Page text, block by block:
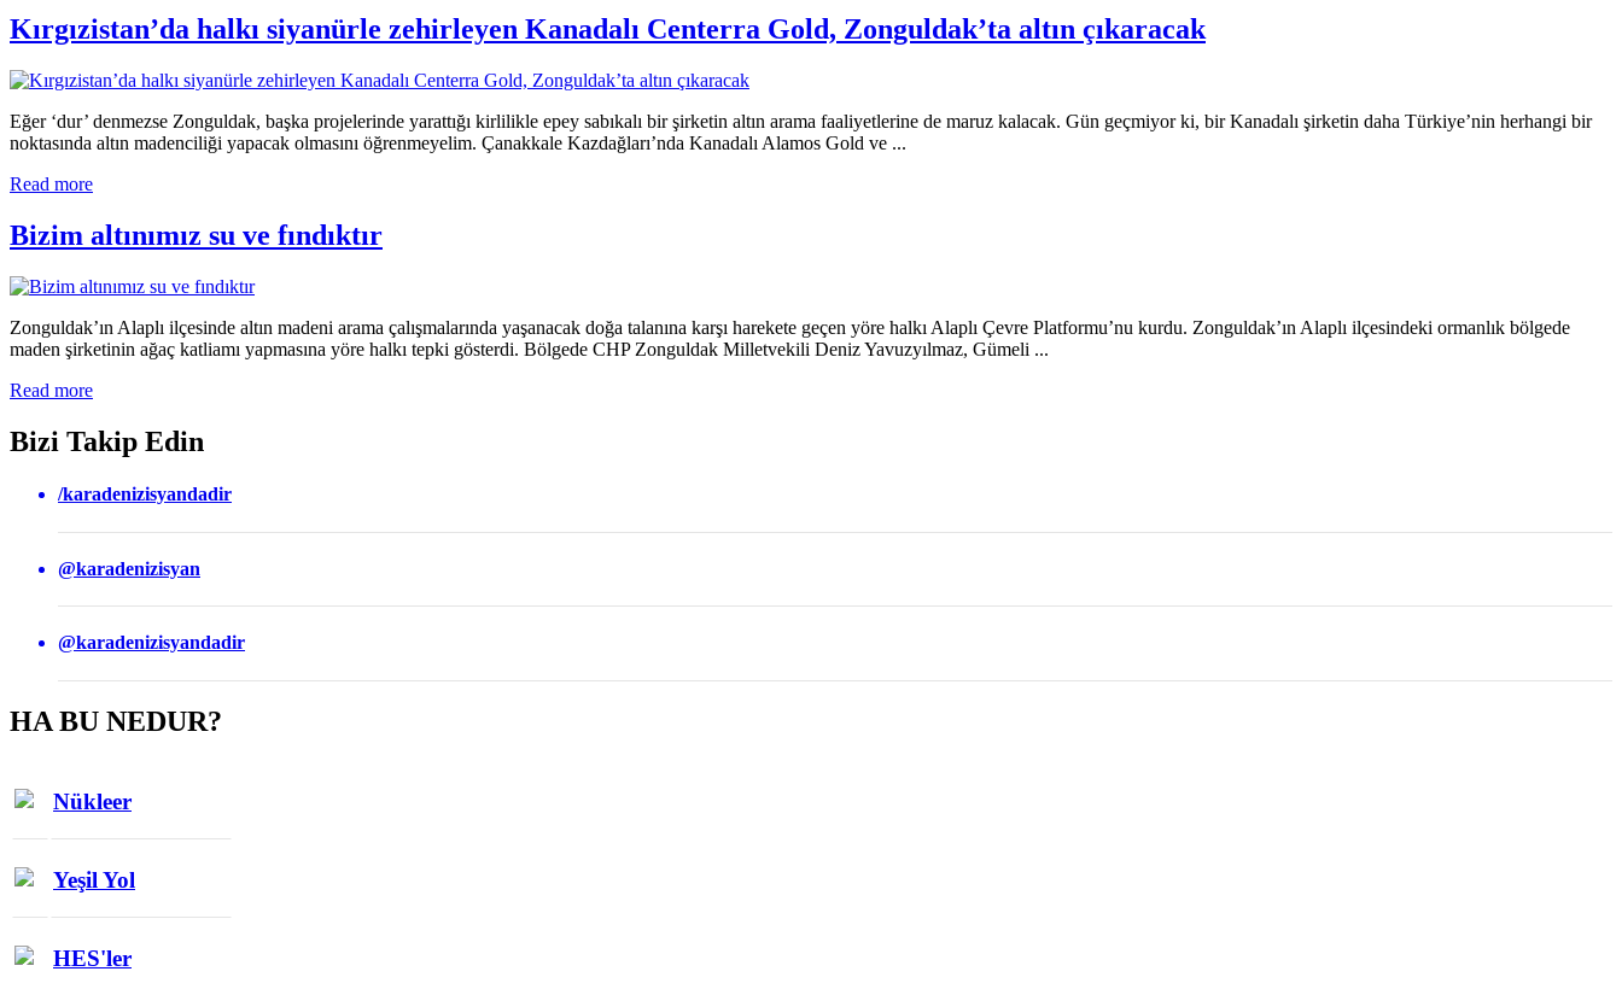
Kırgızistan’da halkı siyanürle zehirleyen Kanadalı Centerra Gold, Zonguldak’ta altın çıkaracak
Eğer ‘dur’ denmezse Zonguldak, başka projelerinde yarattığı kirlilikle epey sabıkalı bir şirketin altın arama faaliyetlerine de maruz kalacak. Gün geçmiyor ki, bir Kanadalı şirketin daha Türkiye’nin herhangi bir
noktasında altın madenciliği yapacak olmasını öğrenmeyelim. Çanakkale Kazdağları’nda Kanadalı Alamos Gold ve ...
Read more
Bizim altınımız su ve fındıktır
Zonguldak’ın Alaplı ilçesinde altın madeni arama çalışmalarında yaşanacak doğa talanına karşı harekete geçen yöre halkı Alaplı Çevre Platformu’nu kurdu. Zonguldak’ın Alaplı ilçesindeki ormanlık bölgede
maden şirketinin ağaç katliamı yapmasına yöre halkı tepki gösterdi. Bölgede CHP Zonguldak Milletvekili Deniz Yavuzyılmaz, Gümeli ...
Read more
Bizi Takip Edin
/karadenizisyandadir
@karadenizisyan
@karadenizisyandadir
HA BU NEDUR?
Nükleer
Yeşil Yol
HES'ler